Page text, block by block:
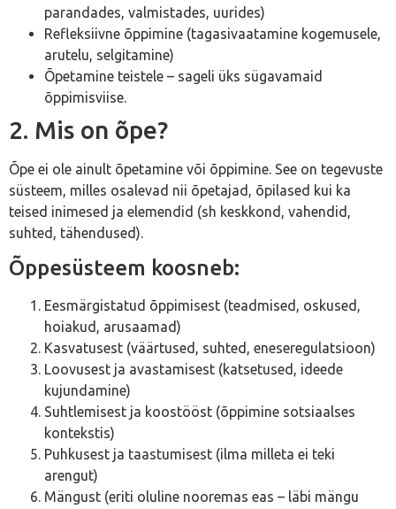
parandades, valmistades, uurides)
Refleksiivne õppimine (tagasivaatamine kogemusele,
arutelu, selgitamine)
Õpetamine teistele – sageli üks sügavamaid
õppimisviise.
2. Mis on õpe?
Õpe ei ole ainult õpetamine või õppimine. See on tegevuste
süsteem, milles osalevad nii õpetajad, õpilased kui ka
teised inimesed ja elemendid (sh keskkond, vahendid,
suhted, tähendused).
Õppesüsteem koosneb:
Eesmärgistatud õppimisest (teadmised, oskused,
hoiakud, arusaamad)
Kasvatusest (väärtused, suhted, eneseregulatsioon)
Loovusest ja avastamisest (katsetused, ideede
kujundamine)
Suhtlemisest ja koostööst (õppimine sotsiaalses
kontekstis)
Puhkusest ja taastumisest (ilma milleta ei teki
arengut)
Mängust (eriti oluline nooremas eas – läbi mängu